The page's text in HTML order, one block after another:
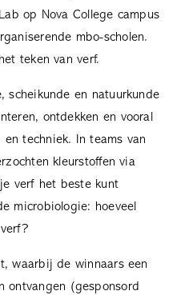
op Nova College campus
mbo-scholen.
teken van verf.
scheikunde en natuurkunde
ontdekken en vooral
techniek. In teams van
kleurstoffen via
verf het beste kunt
microbiologie: hoeveel
waarbij de winnaars een
ontvangen (gesponsord